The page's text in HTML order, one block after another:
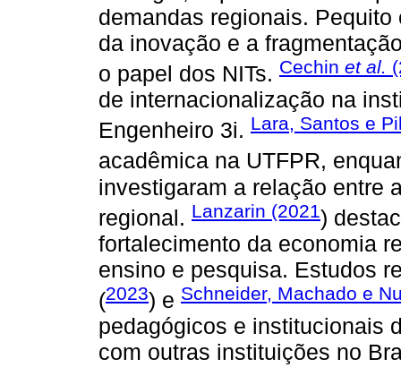
demandas regionais.
da inovação e a
o papel dos NITs. Cechin et al.
de internacionalização na
Engenheiro 3i. Lara, Santos e
acadêmica na UTFPR,
investigaram a relação entre
regional. Lanzarin (2021)
fortalecimento da economia
ensino e pesquisa. Estudos
(2023) e Schneider, Machado e
pedagógicos e institucionais
com outras instituições no